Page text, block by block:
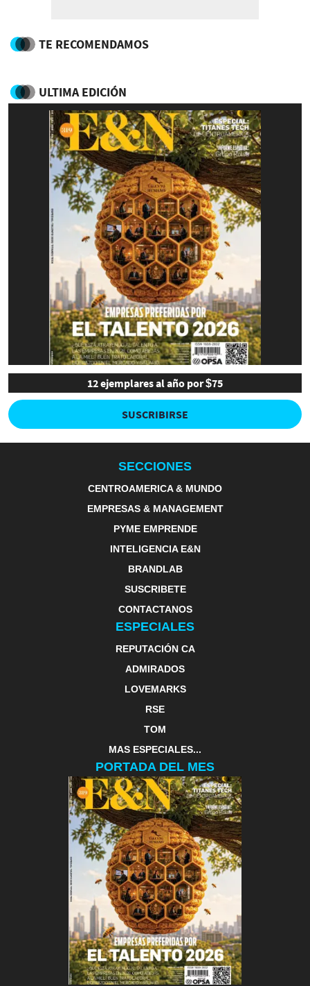
TE RECOMENDAMOS
ULTIMA EDICIÓN
12 ejemplares al año por $75
SUSCRIBIRSE
SECCIONES
CENTROAMERICA & MUNDO
EMPRESAS & MANAGEMENT
PYME EMPRENDE
INTELIGENCIA E&N
BRANDLAB
SUSCRIBETE
CONTACTANOS
ESPECIALES
REPUTACIÓN CA
ADMIRADOS
LOVEMARKS
RSE
TOM
MAS ESPECIALES...
PORTADA DEL MES